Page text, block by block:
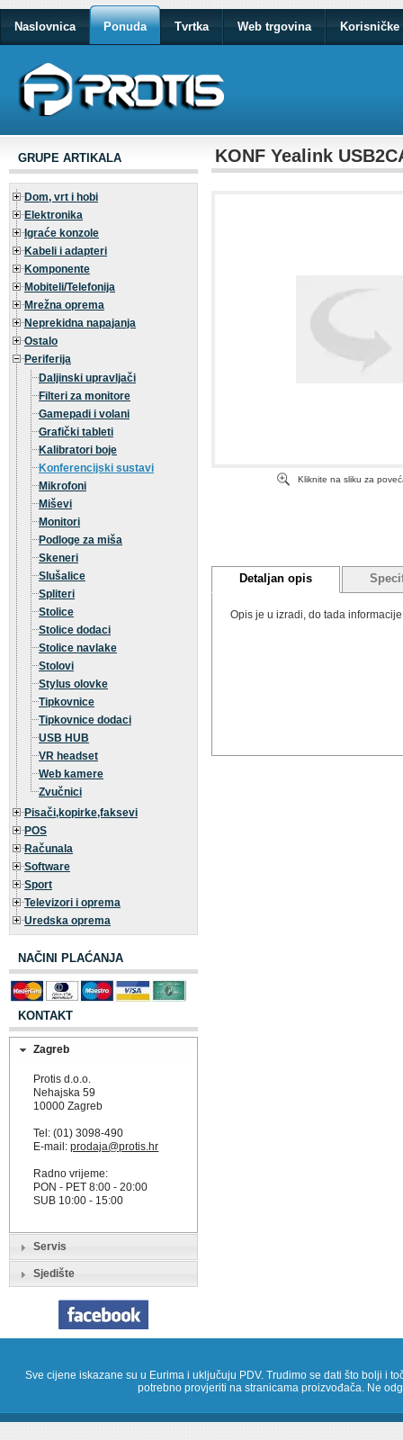
Naslovnica Ponuda Tvrtka Web trgovina Korisničke
GRUPE ARTIKALA
Dom, vrt i hobi
Elektronika
Igraće konzole
Kabeli i adapteri
Komponente
Mobiteli/Telefonija
Mrežna oprema
Neprekidna napajanja
Ostalo
Periferija
Daljinski upravljači
Filteri za monitore
Gamepadi i volani
Grafički tableti
Kalibratori boje
Konferencijski sustavi
Mikrofoni
Miševi
Monitori
Podloge za miša
Skeneri
Slušalice
Spliteri
Stolice
Stolice dodaci
Stolice navlake
Stolovi
Stylus olovke
Tipkovnice
Tipkovnice dodaci
USB HUB
VR headset
Web kamere
Zvučnici
Pisači,kopirke,faksevi
POS
Računala
Software
Sport
Televizori i oprema
Uredska oprema
NAČINI PLAĆANJA
KONTAKT
Zagreb
Protis d.o.o.
Nehajska 59
10000 Zagreb
Tel: (01) 3098-490
E-mail:prodaja@protis.hr
Radno vrijeme:
PON - PET 8:00 - 20:00
SUB 10:00 - 15:00
Servis
Sjedište
KONF Yealink
Kliknite na sliku za
Detaljan opis
Opis je u izradi, do tada
Sve cijene iskazane su u Eurima i uključuju PDV. Trudimo se dati što bolji i
potrebno provjeriti na stranicama proizvođača. Ne